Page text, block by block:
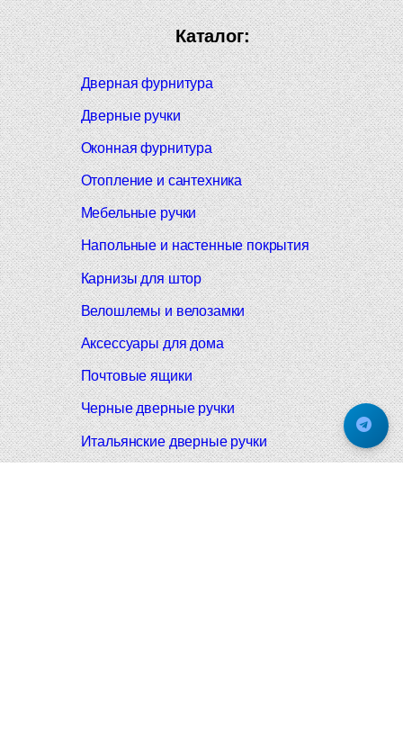
Каталог:
Дверная фурнитура
Дверные ручки
Оконная фурнитура
Отопление и сантехника
Мебельные ручки
Напольные и настенные покрытия
Карнизы для штор
Велошлемы и велозамки
Аксессуары для дома
Почтовые ящики
Черные дверные ручки
Итальянские дверные ручки